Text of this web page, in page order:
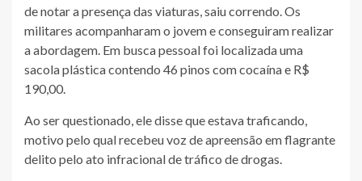
de notar a presença das viaturas, saiu correndo. Os
militares acompanharam o jovem e conseguiram realizar
a abordagem. Em busca pessoal foi localizada uma
sacola plástica contendo 46 pinos com cocaína e R$
190,00.
Ao ser questionado, ele disse que estava traficando,
motivo pelo qual recebeu voz de apreensão em flagrante
delito pelo ato infracional de tráfico de drogas.